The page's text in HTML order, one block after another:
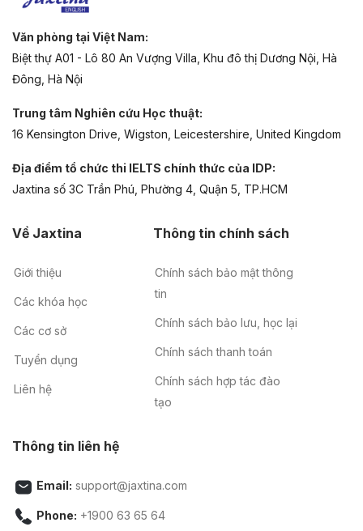
Văn phòng tại Việt Nam:
Biệt thự A01 - Lô 80 An Vượng Villa, Khu đô thị Dương Nội, Hà
Đông, Hà Nội
Trung tâm Nghiên cứu Học thuật:
16 Kensington Drive, Wigston, Leicestershire, United Kingdom
Địa điểm tổ chức thi IELTS chính thức của IDP:
Jaxtina số 3C Trần Phú, Phường 4, Quận 5, TP.HCM
Về Jaxtina
Giới thiệu
Các khóa học
Các cơ sở
Tuyển dụng
Liên hệ
Thông tin chính sách
Chính sách bảo mật thông
tin
Chính sách bảo lưu, học lại
Chính sách thanh toán
Chính sách hợp tác đào
tạo
Thông tin liên hệ
Email: support@jaxtina.com
Phone: +1900 63 65 64